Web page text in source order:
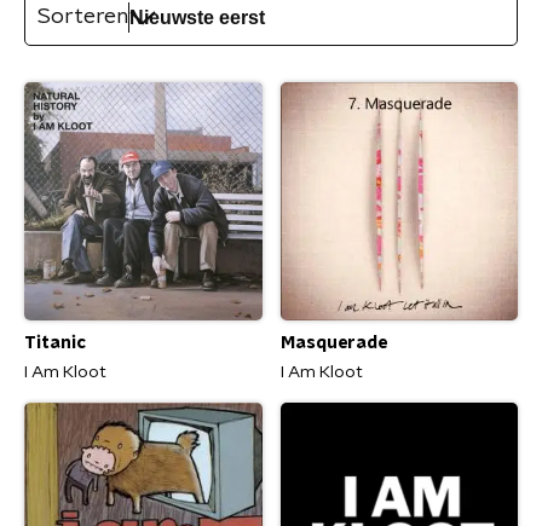
Sorteren
Titanic
I Am Kloot
Masquerade
I Am Kloot